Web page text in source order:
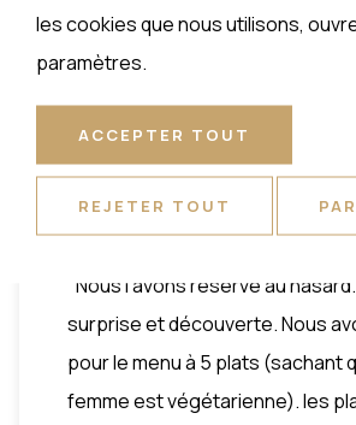
"Nous l'avons réservé au
surprise et découverte. Nous
pour le menu à 5 plats (sachant
femme est végétarienne). les
les cookies que nous utilisons,
paramètres.
ACCEPTER TOUT
REJETER TOUT